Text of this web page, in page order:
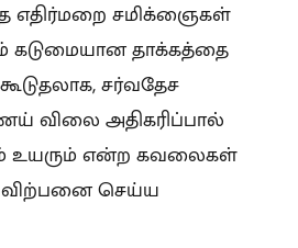
எதிர்மறை சமிக்ஞைகள்
கடுமையான தாக்கத்தை
சர்வதேச
விலை அதிகரிப்பால்
உயரும் என்ற கவலைகள்
செய்ய